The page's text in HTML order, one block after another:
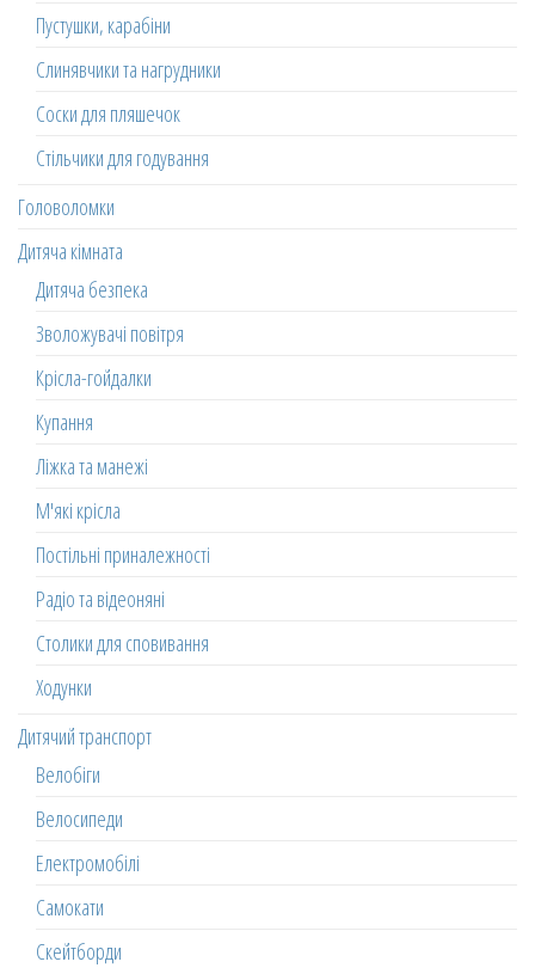
Пустушки, карабіни
Слинявчики та нагрудники
Соски для пляшечок
Стільчики для годування
Головоломки
Дитяча кімната
Дитяча безпека
Зволожувачі повітря
Крісла-гойдалки
Купання
Ліжка та манежі
М'які крісла
Постільні приналежності
Радіо та відеоняні
Столики для сповивання
Ходунки
Дитячий транспорт
Велобіги
Велосипеди
Електромобілі
Самокати
Скейтборди